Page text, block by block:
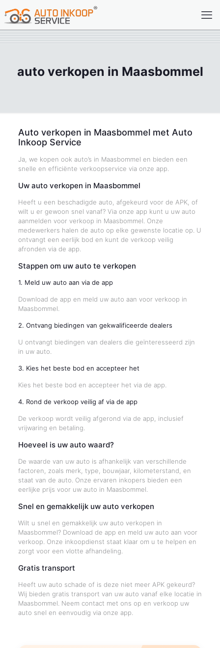
auto verkopen in Maasbommel
Auto verkopen in Maasbommel met Auto
Inkoop Service
Ja, we kopen ook auto’s in Maasbommel en bieden een
snelle en efficiënte verkoopservice via onze app.
Uw auto verkopen in Maasbommel
Heeft u een beschadigde auto, afgekeurd voor de APK, of
wilt u er gewoon snel vanaf? Via onze app kunt u uw auto
aanmelden voor verkoop in Maasbommel. Onze
medewerkers halen de auto op elke gewenste locatie op. U
ontvangt een eerlijk bod en kunt de verkoop veilig
afronden via de app.
Stappen om uw auto te verkopen
1. Meld uw auto aan via de app
Download de app en meld uw auto aan voor verkoop in
Maasbommel.
2. Ontvang biedingen van gekwalificeerde dealers
U ontvangt biedingen van dealers die geïnteresseerd zijn
in uw auto.
3. Kies het beste bod en accepteer het
Kies het beste bod en accepteer het via de app.
4. Rond de verkoop veilig af via de app
De verkoop wordt veilig afgerond via de app, inclusief
vrijwaring en betaling.
Hoeveel is uw auto waard?
De waarde van uw auto is afhankelijk van verschillende
factoren, zoals merk, type, bouwjaar, kilometerstand, en
staat van de auto. Onze ervaren inkopers bieden een
eerlijke prijs voor uw auto in Maasbommel.
Snel en gemakkelijk uw auto verkopen
Wilt u snel en gemakkelijk uw auto verkopen in
Maasbommel? Download de app en meld uw auto aan voor
verkoop. Onze inkoopdienst staat klaar om u te helpen en
zorgt voor een vlotte afhandeling.
Gratis transport
Heeft uw auto schade of is deze niet meer APK gekeurd?
Wij bieden gratis transport van uw auto vanaf elke locatie in
Maasbommel. Neem contact met ons op en verkoop uw
auto snel en eenvoudig via onze app.